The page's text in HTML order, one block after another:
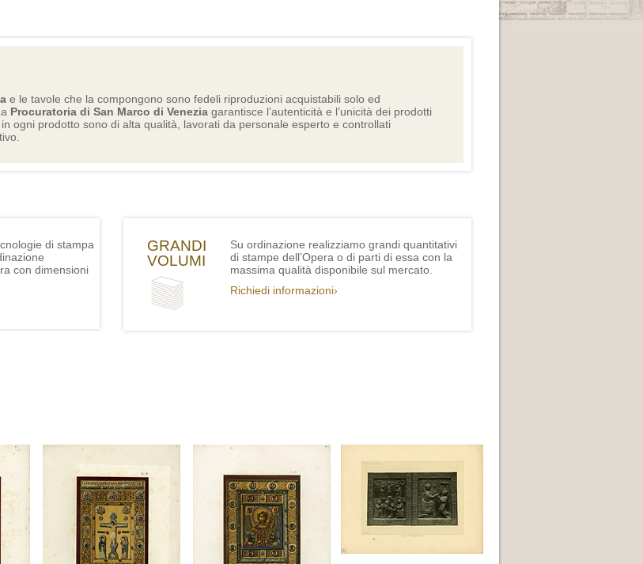
e le tavole che la compongono sono fedeli riproduzioni acquistabili solo ed
Procuratoria di San Marco di Venezia garantisce l’autenticità e l’unicità dei prodotti
ogni prodotto sono di alta qualità, lavorati da personale esperto e controllati
di stampa
con dimensioni
GRANDI
VOLUMI
Su ordinazione realizziamo grandi quantitativi
di stampe dell’Opera o di parti di essa con la
massima qualità disponibile sul mercato.
Richiedi informazioni›